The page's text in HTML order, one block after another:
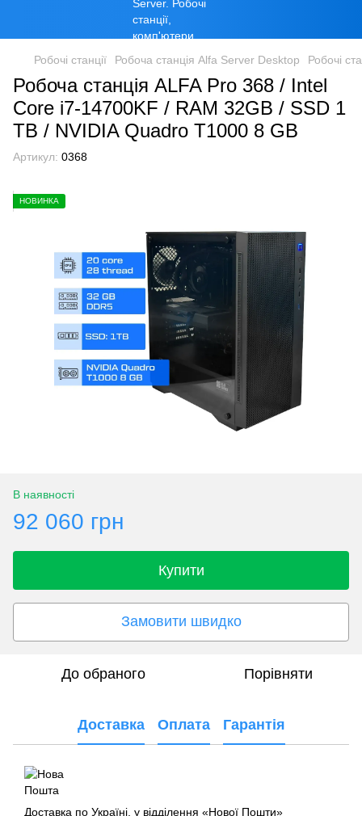
Робочі станції Робоча станція Alfa Server Desktop Робочі
Робоча станція ALFA Pro 368 / Intel
Core i7-14700KF / RAM 32GB / SSD 1
TB / NVIDIA Quadro T1000 8 GB
Артикул: 0368
НОВИНКА
В наявності
92 060 грн
Купити
Замовити швидко
До обраного Порівняти
Доставка Оплата Гарантія
Доставка по Україні, у відділення «Нової Пошти»